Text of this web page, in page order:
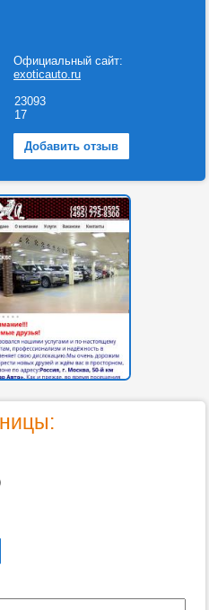
Официальный сайт:
exoticauto.ru
23093
17
Добавить отзыв